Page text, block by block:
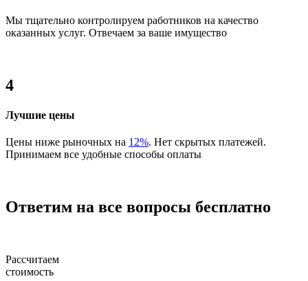
Мы тщательно контролируем работников на качество
оказанных услуг. Отвечаем за ваше имущество
4
Лучшие цены
Цены ниже рыночных на 12%. Нет скрытых платежей.
Принимаем все удобные способы оплаты
Ответим на все вопросы бесплатно
Рассчитаем
стоимость